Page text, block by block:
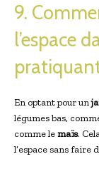
9.
l’espace
En optant pour un
légumes bas,
comme lemaïs.
l’espace sans faire